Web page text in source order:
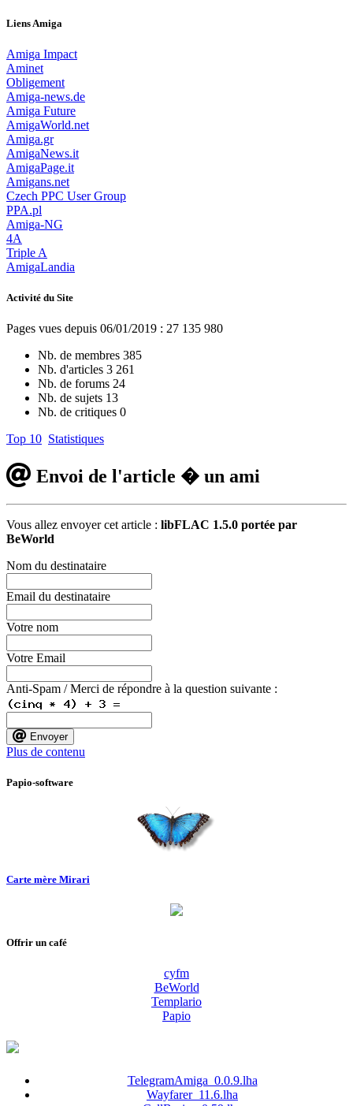
Liens Amiga
Amiga Impact
Aminet
Obligement
Amiga-news.de
Amiga Future
AmigaWorld.net
Amiga.gr
AmigaNews.it
AmigaPage.it
Amigans.net
Czech PPC User Group
PPA.pl
Amiga-NG
4A
Triple A
AmigaLandia
Activité du Site
Pages vues depuis 06/01/2019 : 27 135 980
Nb. de membres 385
Nb. d'articles 3 261
Nb. de forums 24
Nb. de sujets 13
Nb. de critiques 0
Top 10 Statistiques
Envoi de l'article � un ami
Vous allez envoyer cet article : libFLAC 1.5.0 portée par
BeWorld
Nom du destinataire
Email du destinataire
Votre nom
Votre Email
Anti-Spam / Merci de répondre à la question suivante :
Envoyer
Plus de contenu
Papio-software
Carte mère Mirari
Offrir un café
cyfm
BeWorld
Templario
Papio
TelegramAmiga_0.0.9.lha
Wayfarer_11.6.lha